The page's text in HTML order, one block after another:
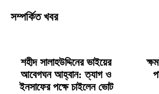
সম্পর্কিত খবর
শহীদ সালাহউদ্দিনের ভাইয়ের
আবেগঘন আহ্বান: ত্যাগ ও
ইনসাফের পক্ষে চাইলেন ভোট